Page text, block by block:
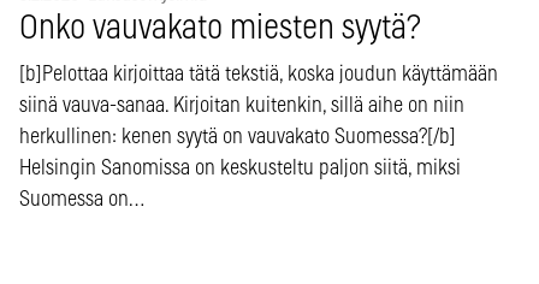
Onko vauvakato miesten syytä?
[b]Pelottaa kirjoittaa tätä tekstiä, koska joudun käyttämään
siinä vauva-sanaa. Kirjoitan kuitenkin, sillä aihe on niin
herkullinen: kenen syytä on vauvakato Suomessa?[/b]
Helsingin Sanomissa on keskusteltu paljon siitä, miksi
Suomessa on…